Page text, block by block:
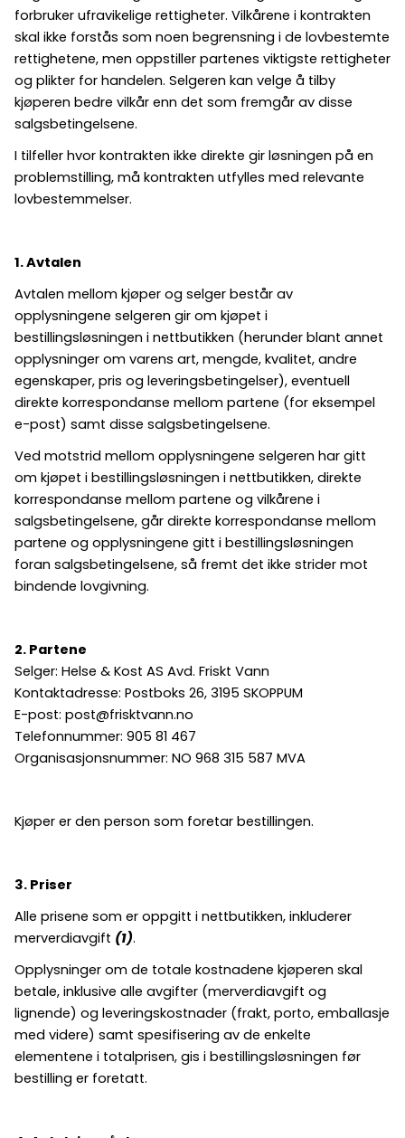
forbruker ufravikelige rettigheter. Vilkårene i kontrakten
skal ikke forstås som noen begrensning i de lovbestemte
rettighetene, men oppstiller partenes viktigste rettigheter
og plikter for handelen. Selgeren kan velge å tilby
kjøperen bedre vilkår enn det som fremgår av disse
salgsbetingelsene.
I tilfeller hvor kontrakten ikke direkte gir løsningen på en
problemstilling, må kontrakten utfylles med relevante
lovbestemmelser.
1. Avtalen
Avtalen mellom kjøper og selger består av
opplysningene selgeren gir om kjøpet i
bestillingsløsningen i nettbutikken (herunder blant annet
opplysninger om varens art, mengde, kvalitet, andre
egenskaper, pris og leveringsbetingelser), eventuell
direkte korrespondanse mellom partene (for eksempel
e-post) samt disse salgsbetingelsene.
Ved motstrid mellom opplysningene selgeren har gitt
om kjøpet i bestillingsløsningen i nettbutikken, direkte
korrespondanse mellom partene og vilkårene i
salgsbetingelsene, går direkte korrespondanse mellom
partene og opplysningene gitt i bestillingsløsningen
foran salgsbetingelsene, så fremt det ikke strider mot
bindende lovgivning.
2. Partene
Selger: Helse & Kost AS Avd. Friskt Vann
Kontaktadresse: Postboks 26, 3195 SKOPPUM
E-post: post@frisktvann.no
Telefonnummer: 905 81 467
Organisasjonsnummer: NO 968 315 587 MVA
Kjøper er den person som foretar bestillingen.
3. Priser
Alle prisene som er oppgitt i nettbutikken, inkluderer
merverdiavgift (1).
Opplysninger om de totale kostnadene kjøperen skal
betale, inklusive alle avgifter (merverdiavgift og
lignende) og leveringskostnader (frakt, porto, emballasje
med videre) samt spesifisering av de enkelte
elementene i totalprisen, gis i bestillingsløsningen før
bestilling er foretatt.